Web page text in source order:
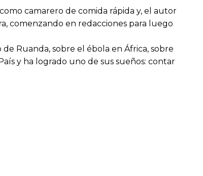
camarero de comida rápida y, el autor
comenzando en redacciones para luego
Ruanda, sobre el ébola en África, sobre
y ha logrado uno de sus sueños: contar